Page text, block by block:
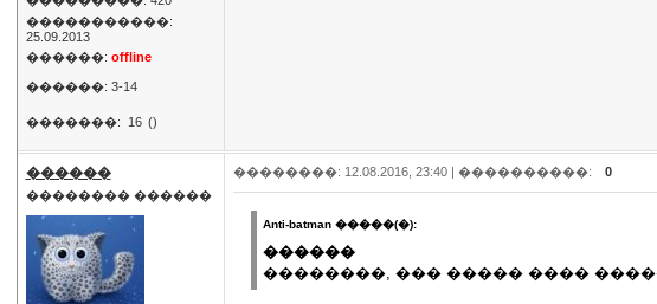
�����������:
25.09.2013
������: offline
������: 3-14
�������: 16 ()
������
�������� ������
��������: 12.08.2016, 23:40 | ����������: 0
Anti-batman �����(�):
������
��������, ��� ����� ����